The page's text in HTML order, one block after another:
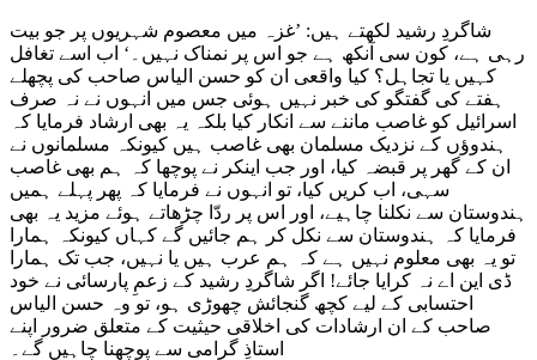
شاگردِ رشید لکھتے ہیں: ’غزہ میں معصوم شہریوں پر جو بیت
رہی ہے، کون سی آنکھ ہے جو اس پر نمناک نہیں۔‘ اب اسے تغافل
کہیں یا تجاہل؟ کیا واقعی ان کو حسن الیاس صاحب کی پچھلے
ہفتے کی گفتگو کی خبر نہیں ہوئی جس میں انہوں نے نہ صرف
اسرائیل کو غاصب ماننے سے انکار کیا بلکہ یہ بھی ارشاد فرمایا کہ
ہندوؤں کے نزدیک مسلمان بھی غاصب ہیں کیونکہ مسلمانوں نے
ان کے گھر پر قبضہ کیا، اور جب اینکر نے پوچھا کہ ہم بھی غاصب
سہی، اب کریں کیا، تو انہوں نے فرمایا کہ پھر پہلے ہمیں
ہندوستان سے نکلنا چاہیے، اور اس پر ردّا چڑھاتے ہوئے مزید یہ بھی
فرمایا کہ ہندوستان سے نکل کر ہم جائیں گے کہاں کیونکہ ہمارا
تو یہ بھی معلوم نہیں ہے کہ ہم عرب ہیں یا نہیں، جب تک ہمارا
ڈی این اے نہ کرایا جائے! اگر شاگردِ رشید کے زعمِ پارسائی نے خود
احتسابی کے لیے کچھ گنجائش چھوڑی ہو، تو وہ حسن الیاس
صاحب کے ان ارشادات کی اخلاقی حیثیت کے متعلق ضرور اپنے
استاذِ گرامی سے پوچھنا چاہیں گے۔